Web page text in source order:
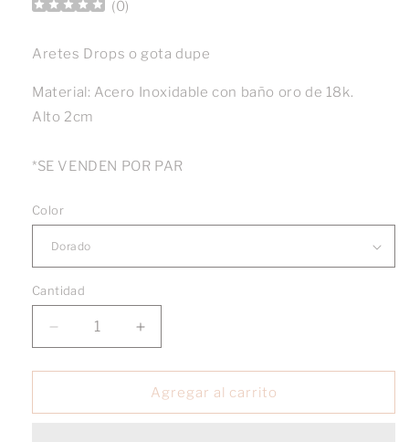
(0)
Aretes Drops o gota dupe
Material: Acero Inoxidable con baño oro de 18k.
Alto 2cm
*SE VENDEN POR PAR
Color
Cantidad
Reducir
cantidad
para
Drops
Aumentar
cantidad
para
Aretes
Drops
Agregar al carrito